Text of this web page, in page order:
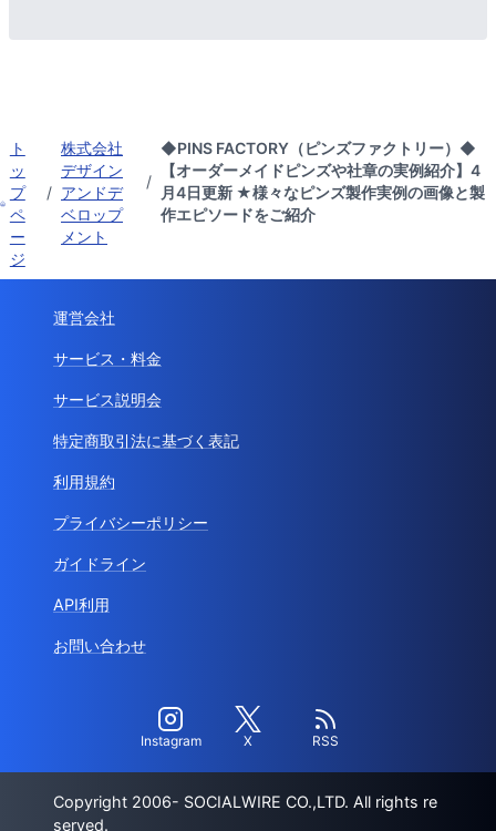
ト
ッ
プ
ペ
ー
ジ
/
株式会社
デザイン
アンドデ
ベロップ
メント
/
◆PINS FACTORY（ピンズファクトリー）◆
【オーダーメイドピンズや社章の実例紹介】4
月4日更新 ★様々なピンズ製作実例の画像と製
作エピソードをご紹介
運営会社
サービス・料金
サービス説明会
特定商取引法に基づく表記
利用規約
プライバシーポリシー
ガイドライン
API利用
お問い合わせ
Instagram X RSS
Copyright 2006- SOCIALWIRE CO.,LTD. All rights re
served.